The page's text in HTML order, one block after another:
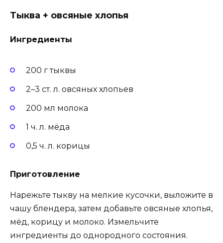
Тыква + овсяные хлопья
Ингредиенты
200 г тыквы
2–3 ст. л. овсяных хлопьев
200 мл молока
1 ч. л. мёда
0,5 ч. л. корицы
Приготовление
Нарежьте тыкву на мелкие кусочки, выложите в
чашу блендера, затем добавьте овсяные хлопья,
мёд, корицу и молоко. Измельчите
ингредиенты до однородного состояния.